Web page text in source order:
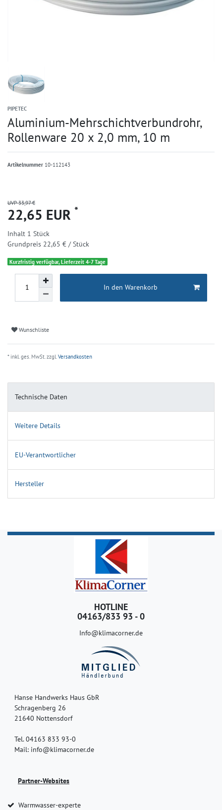
PIPETEC
Aluminium-Mehrschichtverbundrohr,
Rollenware 20 x 2,0 mm, 10 m
Artikelnummer 10-112143
UVP 33,97 €
22,65 EUR *
Inhalt 1 Stück
Grundpreis 22,65 € / Stück
Kurzfristig verfügbar, Lieferzeit 4-7 Tage
In den Warenkorb
Wunschliste
* inkl. ges. MwSt. zzgl. Versandkosten
Technische Daten
Weitere Details
EU-Verantwortlicher
Hersteller
HOTLINE
04163/833 93 - 0
Info@klimacorner.de
Hanse Handwerks Haus GbR
Schragenberg 26
21640 Nottensdorf
Tel. 04163 833 93-0
Mail: info@klimacorner.de
Partner-Websites
Warmwasser-experte